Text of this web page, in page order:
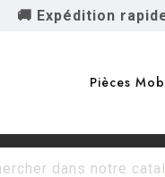
🚚 Expédition
Pièces